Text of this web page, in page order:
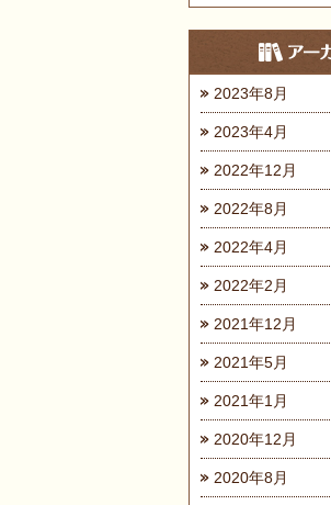
2023年8月
2023年4月
2022年12月
2022年8月
2022年4月
2022年2月
2021年12月
2021年5月
2021年1月
2020年12月
2020年8月